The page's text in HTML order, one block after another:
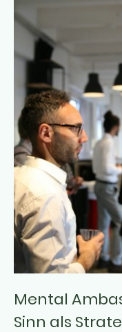
Mental
Sinn als